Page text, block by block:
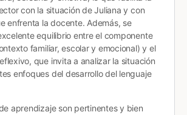
con la situación de Juliana y con
enfrenta la docente. Además, se
equilibrio entre el componente
familiar, escolar y emocional) y el
que invita a analizar la situación
enfoques del desarrollo del lenguaje
aprendizaje son pertinentes y bien